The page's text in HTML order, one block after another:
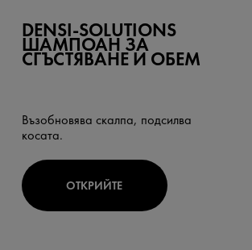
DENSI-SOLUTIONS
ШАМПОАН ЗА
СГЪСТЯВАНЕ И ОБЕМ
Възобновява скалпа, подсилва
косата.
ОТКРИЙТЕ